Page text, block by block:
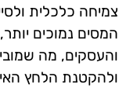
צמיחה כלכלית
המסים נמוכים
והעסקים, מה
ולהקטנת הלחץ